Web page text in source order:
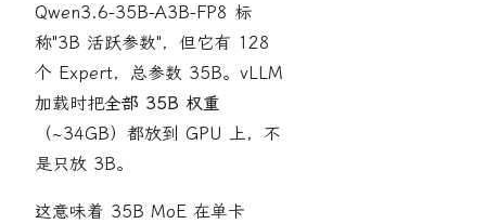
Qwen3.6-35B-A3B-FP8 标
称"3B 活跃参数"，但它有 128
个 Expert，总参数 35B。vLLM
加载时把全部 35B 权重
（~34GB）都放到 GPU 上，不
是只放 3B。
这意味着 35B MoE 在单卡